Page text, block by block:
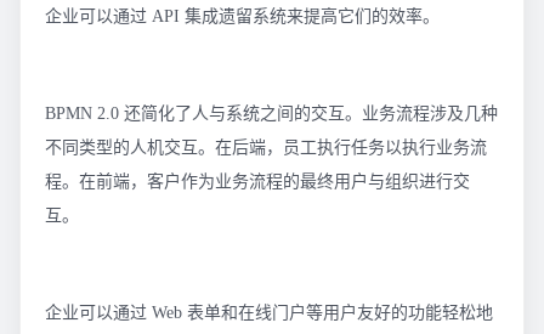
企业可以通过 API 集成遗留系统来提高它们的效率。
BPMN 2.0 还简化了人与系统之间的交互。业务流程涉及几种
不同类型的人机交互。在后端，员工执行任务以执行业务流
程。在前端，客户作为业务流程的最终用户与组织进行交
互。
企业可以通过 Web 表单和在线门户等用户友好的功能轻松地